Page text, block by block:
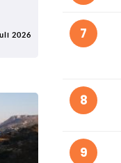
2026 7
8
9